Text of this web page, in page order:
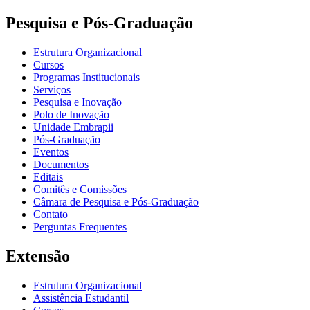
Pesquisa e Pós-Graduação
Estrutura Organizacional
Cursos
Programas Institucionais
Serviços
Pesquisa e Inovação
Polo de Inovação
Unidade Embrapii
Pós-Graduação
Eventos
Documentos
Editais
Comitês e Comissões
Câmara de Pesquisa e Pós-Graduação
Contato
Perguntas Frequentes
Extensão
Estrutura Organizacional
Assistência Estudantil